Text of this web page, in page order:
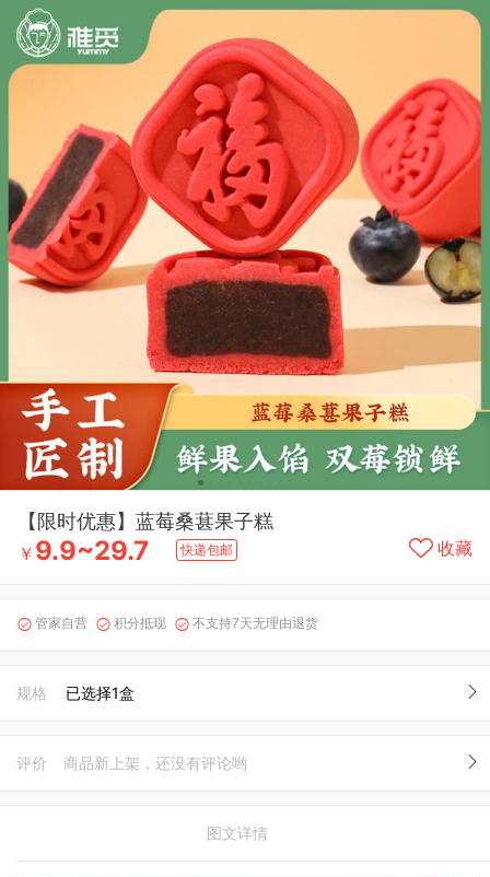
【限时优惠】蓝莓桑葚果子糕
￥ 9.9~29.7 快递包邮 收藏
 管家自营  积分抵现  不支持7天无理由退货
规格 已选择1盒
评价 商品新上架，还没有评论哟
图文详情